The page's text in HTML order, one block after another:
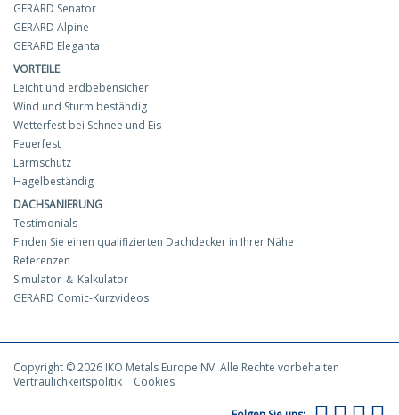
GERARD Senator
GERARD Alpine
GERARD Eleganta
VORTEILE
Leicht und erdbebensicher
Wind und Sturm beständig
Wetterfest bei Schnee und Eis
Feuerfest
Lärmschutz
Hagelbeständig
DACHSANIERUNG
Testimonials
Finden Sie einen qualifizierten Dachdecker in Ihrer Nähe
Referenzen
Simulator ＆ Kalkulator
GERARD Comic-Kurzvideos
Copyright © 2026 IKO Metals Europe NV. Alle Rechte vorbehalten
Vertraulichkeitspolitik
Cookies